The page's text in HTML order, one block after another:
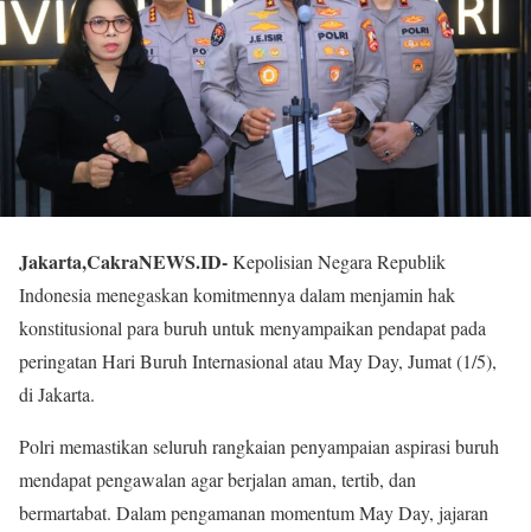
Jakarta,CakraNEWS.ID-Kepolisian Negara Republik
Indonesia menegaskan komitmennya dalam menjamin hak
konstitusional para buruh untuk menyampaikan pendapat pada
peringatan Hari Buruh Internasional atau May Day, Jumat (1/5),
di Jakarta.
Polri memastikan seluruh rangkaian penyampaian aspirasi buruh
mendapat pengawalan agar berjalan aman, tertib, dan
bermartabat. Dalam pengamanan momentum May Day, jajaran